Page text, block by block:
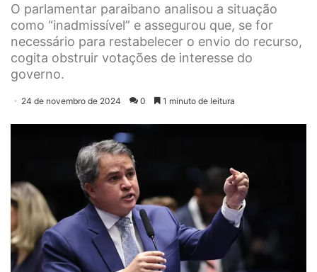
O parlamentar paraibano analisou a situação
como “inadmissível” e assegurou que, se for
necessário para restabelecer o envio do recurso,
cogita obstruir votações de interesse do
governo.
24 de novembro de 2024 0 1 minuto de leitura